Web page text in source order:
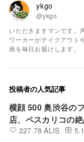
ykgo
@ykgo
いただきますマンです。
ワーカーがテイクアウト
画を毎日お届けします。
投稿者の人気記事
横顔 500 奥渋谷の
店、ペスカリコの
デリバリーして食
227.78 ALIS